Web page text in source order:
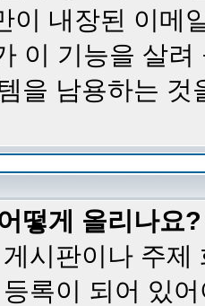
이 내장된 이메
이 기능을 살
을 남용하는 것
떻게 올리나요?
시판이나 주
록이 되어 있